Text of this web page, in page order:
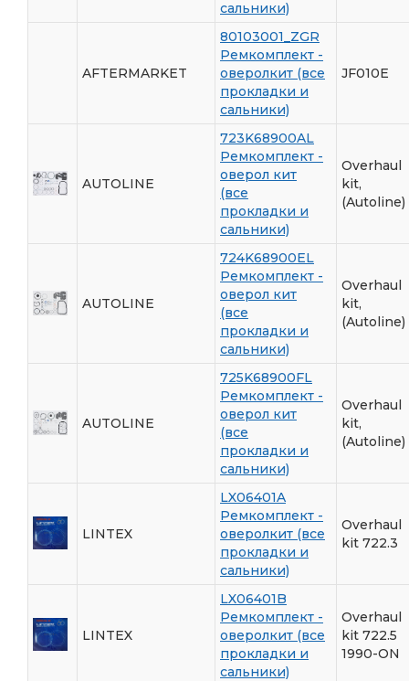
сальники)
AFTERMARKET
80103001_ZGR
Ремкомплект -
оверолкит (все
прокладки и
сальники)
JF010E
AUTOLINE
723K68900AL
Ремкомплект -
оверол кит
(все
прокладки и
сальники)
Overhaul
kit,
(Autoline)
AUTOLINE
724K68900EL
Ремкомплект -
оверол кит
(все
прокладки и
сальники)
Overhaul
kit,
(Autoline)
AUTOLINE
725K68900FL
Ремкомплект -
оверол кит
(все
прокладки и
сальники)
Overhaul
kit,
(Autoline)
LINTEX
LX06401A
Ремкомплект -
оверолкит (все
прокладки и
сальники)
Overhaul
kit 722.3
LINTEX
LX06401B
Ремкомплект -
оверолкит (все
прокладки и
сальники)
Overhaul
kit 722.5
1990-ON